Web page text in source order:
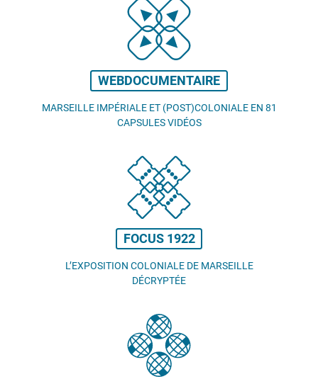
WEBDOCUMENTAIRE
MARSEILLE IMPÉRIALE ET (POST)COLONIALE EN 81
CAPSULES VIDÉOS
FOCUS 1922
L’EXPOSITION COLONIALE DE MARSEILLE
DÉCRYPTÉE